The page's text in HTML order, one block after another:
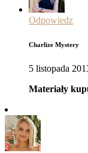
Odpowiedz
Charlize Mystery
5 listopada
Materiały